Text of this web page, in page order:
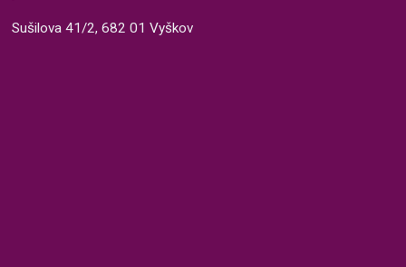
Sušilova 41/2, 682 01 Vyškov